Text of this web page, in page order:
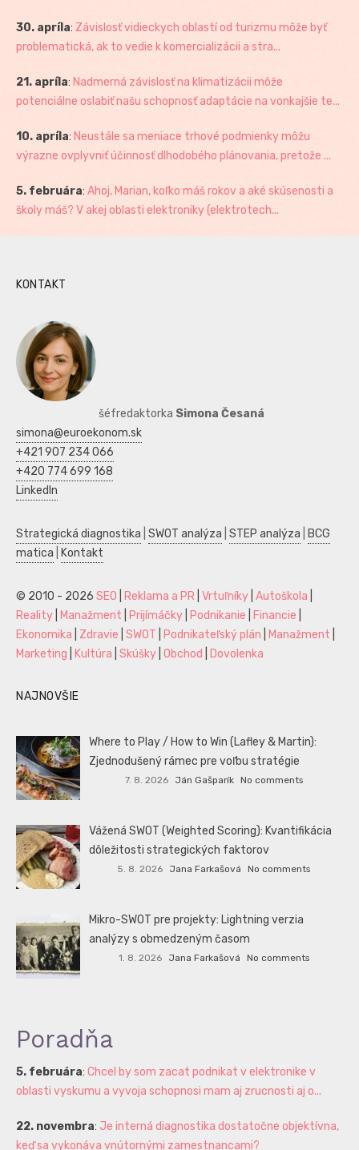
30. apríla: Závislosť vidieckych oblastí od turizmu môže byť
problematická, ak to vedie k komercializácii a stra...
21. apríla: Nadmerná závislosť na klimatizácii môže
potenciálne oslabiť našu schopnosť adaptácie na vonkajšie te...
10. apríla: Neustále sa meniace trhové podmienky môžu
výrazne ovplyvniť účinnosť dlhodobého plánovania, pretože ...
5. februára: Ahoj, Marian, koľko máš rokov a aké skúsenosti a
školy máš? V akej oblasti elektroniky (elektrotech...
KONTAKT
šéfredaktorka Simona Česaná
simona@euroekonom.sk
+421 907 234 066
+420 774 699 168
LinkedIn
Strategická diagnostika SWOT analýza STEP analýza
BCG
matica
Kontakt
© 2010 - 2026 SEO Reklama a PR Vrtuľníky Autoškola
Reality
Manažment Prijímáčky Podnikanie Financie
Ekonomika
Zdravie SWOT Podnikateľský plán Manažment
Marketing
Kultúra Skúšky Obchod Dovolenka
NAJNOVŠIE
Where to Play / How to Win (Lafley & Martin):
Zjednodušený rámec pre voľbu stratégie
7. 8. 2026 Ján Gašparík No comments
Vážená SWOT (Weighted Scoring): Kvantifikácia
dôležitosti strategických faktorov
5. 8. 2026 Jana Farkašová No comments
Mikro-SWOT pre projekty: Lightning verzia
analýzy s obmedzeným časom
1. 8. 2026 Jana Farkašová No comments
Poradňa
5. februára: Chcel by som zacat podnikat v elektronike v
oblasti vyskumu a vyvoja schopnosi mam aj zrucnosti aj o...
22. novembra: Je interná diagnostika dostatočne objektívna,
keď sa vykonáva vnútornými zamestnancami?